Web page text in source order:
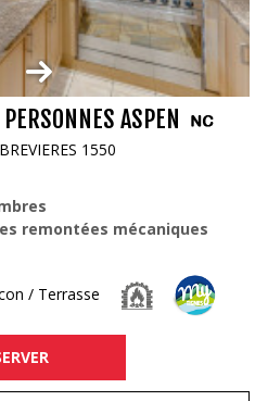
ASPEN
1550
remontées mécaniques
/ Terrasse